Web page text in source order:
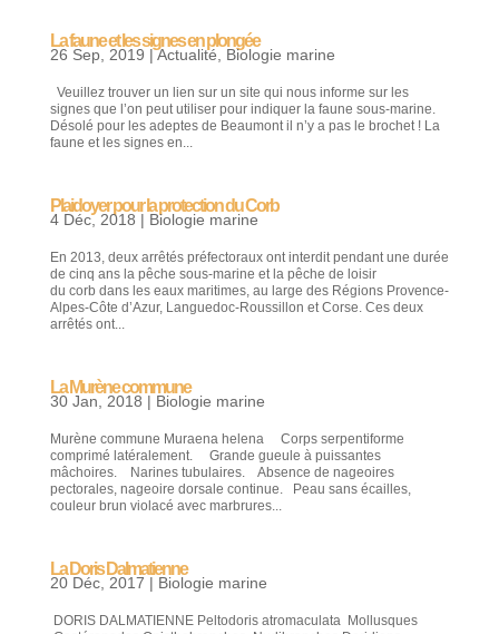
La faune et les signes en plongée
26 Sep, 2019 |Actualité Biologie marine
Veuillez trouver un lien sur un site qui nous informe sur les
signes que l’on peut utiliser pour indiquer la faune sous-marine.
Désolé pour les adeptes de Beaumont il n’y a pas le brochet ! La
faune et les signes en...
Plaidoyer pour la protection du Corb
4 Déc, 2018 | Biologie marine
En 2013, deux arrêtés préfectoraux ont interdit pendant une durée
de cinq ans la pêche sous-marine et la pêche de loisir
du corb dans les eaux maritimes, au large des Régions Provence-
Alpes-Côte d’Azur, Languedoc-Roussillon et Corse. Ces deux
arrêtés ont...
La Murène commune
30 Jan, 2018 | Biologie marine
Murène commune Muraena helena Corps serpentiforme
comprimé latéralement. Grande gueule à puissantes
mâchoires. Narines tubulaires. Absence de nageoires
pectorales, nageoire dorsale continue. Peau sans écailles,
couleur brun violacé avec marbrures...
La Doris Dalmatienne
20 Déc, 2017 | Biologie marine
DORIS DALMATIENNE Peltodoris atromaculata Mollusques